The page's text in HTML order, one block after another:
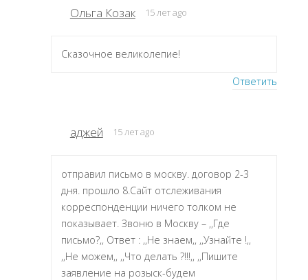
Ольга Козак 15 лет ago
Сказочное великолепие!
Ответить
аджей 15 лет ago
отправил письмо в москву. договор 2-3
дня. прошло 8.Сайт отслеживания
корреспонденции ничего толком не
показывает. Звоню в Москву – ,,Где
письмо?,, Ответ : ,,Не знаем,, ,,Узнайте !,,
,,Не можем,, ,,Что делать ?!!!,, ,,Пишите
заявление на розыск-будем